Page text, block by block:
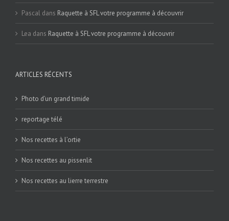
Pascal dans Raquette à SFL votre programme à découvrir
Lea dans Raquette à SFL votre programme à découvrir
ARTICLES RÉCENTS
Photo d’un grand timide
reportage télé
Nos recettes à l’ortie
Nos recettes au pissenlit
Nos recettes au lierre terrestre